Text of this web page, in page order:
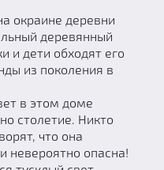
окраине деревни
деревянный
и дети обходят его
из поколения в
в этом доме
столетие. Никто
что она
невероятно опасна!